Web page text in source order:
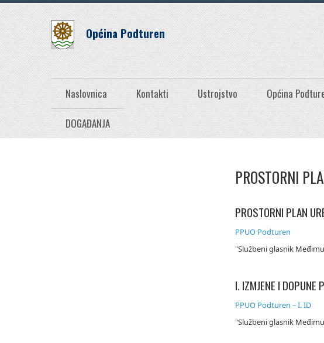
Općina Podturen
Naslovnica Kontakti Ustrojstvo Općina
DOGAĐANJA
PROSTORNI
PROSTORNI PLAN
PPUO Podturen
"Službeni glasnik
I. IZMJENE I DOPUNE
PPUO Podturen – I. ID
"Službeni glasnik